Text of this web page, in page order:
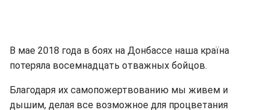
В мае 2018 года в боях на Донбассе наша країна
потеряла восемнадцать отважных бойцов.
Благодаря их самопожертвованию мы живем и
дышим, делая все возможное для процветания